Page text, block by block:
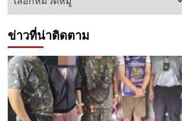
ข่าวที่น่าติดตาม